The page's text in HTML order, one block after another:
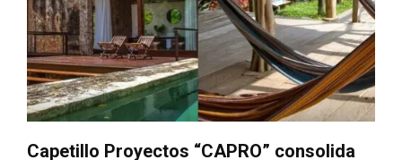
Capetillo Proyectos “CAPRO” consolida